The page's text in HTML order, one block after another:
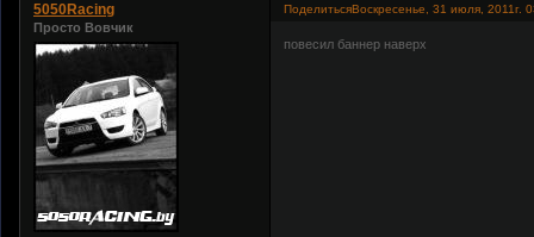
ПоделитьсяВоскресенье, 31 июля, 2011г.
5050Racing
Просто Вовчик
повесил баннер наверх